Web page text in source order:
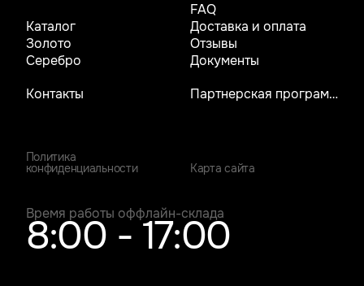
Каталог
Золото
Серебро
FAQ
Доставка и оплата
Отзывы
Документы
Партнерская программа
Контакты
Время работы оффлайн-склада
8:00 - 17:00
Политика
конфиденциальности Карта сайта